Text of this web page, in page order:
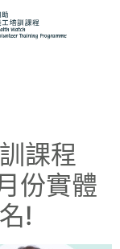
課程
份實體
!